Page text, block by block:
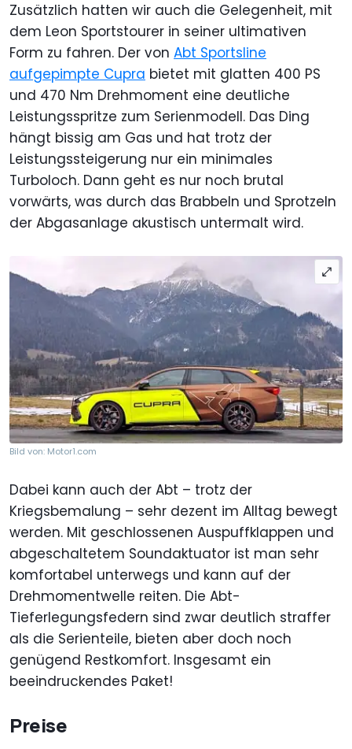
Zusätzlich hatten wir auch die Gelegenheit, mit
dem Leon Sportstourer in seiner ultimativen
Form zu fahren. Der von Abt Sportsline
aufgepimpte Cupra bietet mit glatten 400 PS
und 470 Nm Drehmoment eine deutliche
Leistungsspritze zum Serienmodell. Das Ding
hängt bissig am Gas und hat trotz der
Leistungssteigerung nur ein minimales
Turboloch. Dann geht es nur noch brutal
vorwärts, was durch das Brabbeln und Sprotzeln
der Abgasanlage akustisch untermalt wird.
Bild von: Motor1.com
Dabei kann auch der Abt – trotz der
Kriegsbemalung – sehr dezent im Alltag bewegt
werden. Mit geschlossenen Auspuffklappen und
abgeschaltetem Soundaktuator ist man sehr
komfortabel unterwegs und kann auf der
Drehmomentwelle reiten. Die Abt-
Tieferlegungsfedern sind zwar deutlich straffer
als die Serienteile, bieten aber doch noch
genügend Restkomfort. Insgesamt ein
beeindruckendes Paket!
Preise